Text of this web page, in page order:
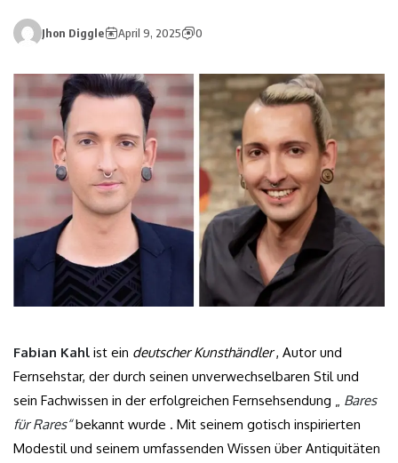
Jhon Diggle April 9, 2025 0
Fabian Kahl ist ein deutscher Kunsthändler, Autor und
Fernsehstar, der durch seinen unverwechselbaren Stil und
sein Fachwissen in der erfolgreichen Fernsehsendung „ Bares
für Rares“bekannt wurde . Mit seinem gotisch inspirierten
Modestil und seinem umfassenden Wissen über Antiquitäten